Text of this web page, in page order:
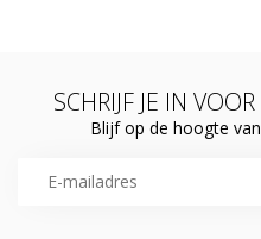
SCHRIJF JE IN
Blijf op de hoogte